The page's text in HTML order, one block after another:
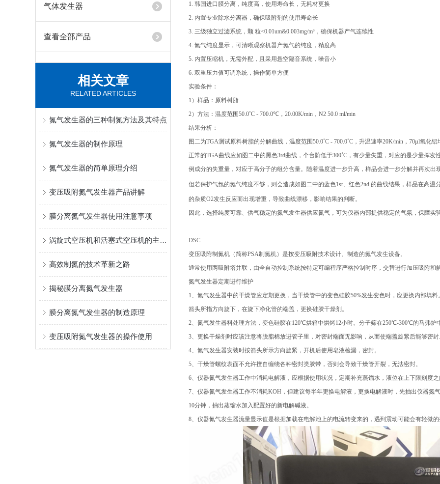
气体发生器
查看全部产品
相关文章
RELATED ARTICLES
氮气发生器的三种制氮方法及其特点
氮气发生器的制作原理
氮气发生器的简单原理介绍
变压吸附氮气发生器产品讲解
膜分离氮气发生器使用注意事项
涡旋式空压机和活塞式空压机的主要区别
高效制氮的技术革新之路
揭秘膜分离氮气发生器
膜分离氮气发生器的制造原理
变压吸附氮气发生器的操作使用
1. 韩国进口膜分离，纯度高，使用寿命长，无耗材更换
2. 内置专业除水分离器，确保吸附剂的使用寿命长
3. 三级独立过滤系统，颗 粒<0.01um&0.003mg/m³，确保机器产气连续性
4. 氮气纯度显示，可清晰观察机器产氮气的纯度，精度高
5. 内置压缩机，无需外配，且采用悬空隔音系统，噪音小
6. 双重压力值可调系统，操作简单方便
实验条件：
1）样品：原料树脂
2）方法：温度范围50.0˚C - 700.0℃，20.00K/min，N2 50.0 ml/min
结果分析：
图二为TGA测试原料树脂的分解曲线，温度范围50.0˚C - 700.0˚C，升温速率20K/min，70µl氧化
正常的TGA曲线应如图二中的黑色3rd曲线，个台阶低于300˚C，有少量失重，对应的是少量挥发
例成分的失重量，对应于高分子的组分含量。随着温度进一步升高，样品会进一步分解并再次出
但若保护气氛的氮气纯度不够，则会造成如图二中的蓝色1st、红色2nd 的曲线结果，样品在高温
的杂质O2发生反应而出现增重，导致曲线漂移，影响结果的判断。
因此，选择纯度可靠、供气稳定的氮气发生器供应氮气，可为仪器内部提供稳定的气氛，保障实
DSC
变压吸附制氮机（简称PSA制氮机）是按变压吸附技术设计、制造的氮气发生设备。
通常使用两吸附塔并联，由全自动控制系统按特定可编程序严格控制时序，交替进行加压吸附
氮气发生器定期进行维护
1、氮气发生器中的干燥管应定期更换，当干燥管中的变色硅胶50%发生变色时，应更换内部填
箭头所指方向旋下，在旋下净化管的端盖，更换硅胶干燥剂。
2、氮气发生器料处理方法，变色硅胶在120℃烘箱中烘烤12小时。分子筛在250℃-300℃的马弗炉
3、更换干燥剂时应该注意将脱脂棉放进管子里，对密封端面无影响，从而使端盖旋紧后能够密
4、氮气发生器安装时按箭头所示方向旋紧，开机后使用皂液检漏，密封。
5、干燥管螺纹表面不允许擅自缠绕各种密封类胶带，否则会导致干燥管开裂，无法密封。
6、仪器氮气发生器工作中消耗电解液，应根据使用状况，定期补充蒸馏水，液位在上下限刻度
7、仪器氮气发生器工作不消耗KOH，但建议每半年更换电解液，更换电解液时，先抽出仪器氮
10分钟，抽出蒸馏水加入配置好的新电解碱液。
8、仪器氮气发生器流量显示值是根据加载在电解池上的电流转变来的，遇到震动可能会有轻微